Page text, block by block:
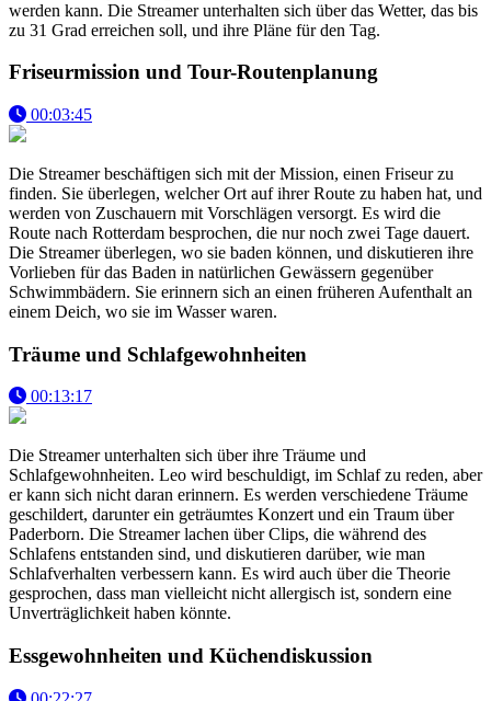
werden kann. Die Streamer unterhalten sich über das Wetter, das bis
zu 31 Grad erreichen soll, und ihre Pläne für den Tag.
Friseurmission und Tour-Routenplanung
00:03:45
Die Streamer beschäftigen sich mit der Mission, einen Friseur zu
finden. Sie überlegen, welcher Ort auf ihrer Route zu haben hat, und
werden von Zuschauern mit Vorschlägen versorgt. Es wird die
Route nach Rotterdam besprochen, die nur noch zwei Tage dauert.
Die Streamer überlegen, wo sie baden können, und diskutieren ihre
Vorlieben für das Baden in natürlichen Gewässern gegenüber
Schwimmbädern. Sie erinnern sich an einen früheren Aufenthalt an
einem Deich, wo sie im Wasser waren.
Träume und Schlafgewohnheiten
00:13:17
Die Streamer unterhalten sich über ihre Träume und
Schlafgewohnheiten. Leo wird beschuldigt, im Schlaf zu reden, aber
er kann sich nicht daran erinnern. Es werden verschiedene Träume
geschildert, darunter ein geträumtes Konzert und ein Traum über
Paderborn. Die Streamer lachen über Clips, die während des
Schlafens entstanden sind, und diskutieren darüber, wie man
Schlafverhalten verbessern kann. Es wird auch über die Theorie
gesprochen, dass man vielleicht nicht allergisch ist, sondern eine
Unverträglichkeit haben könnte.
Essgewohnheiten und Küchendiskussion